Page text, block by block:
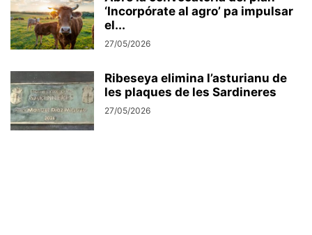
‘Incorpórate al agro’ pa impulsar
el...
27/05/2026
Ribeseya elimina l’asturianu de
les plaques de les Sardineres
27/05/2026